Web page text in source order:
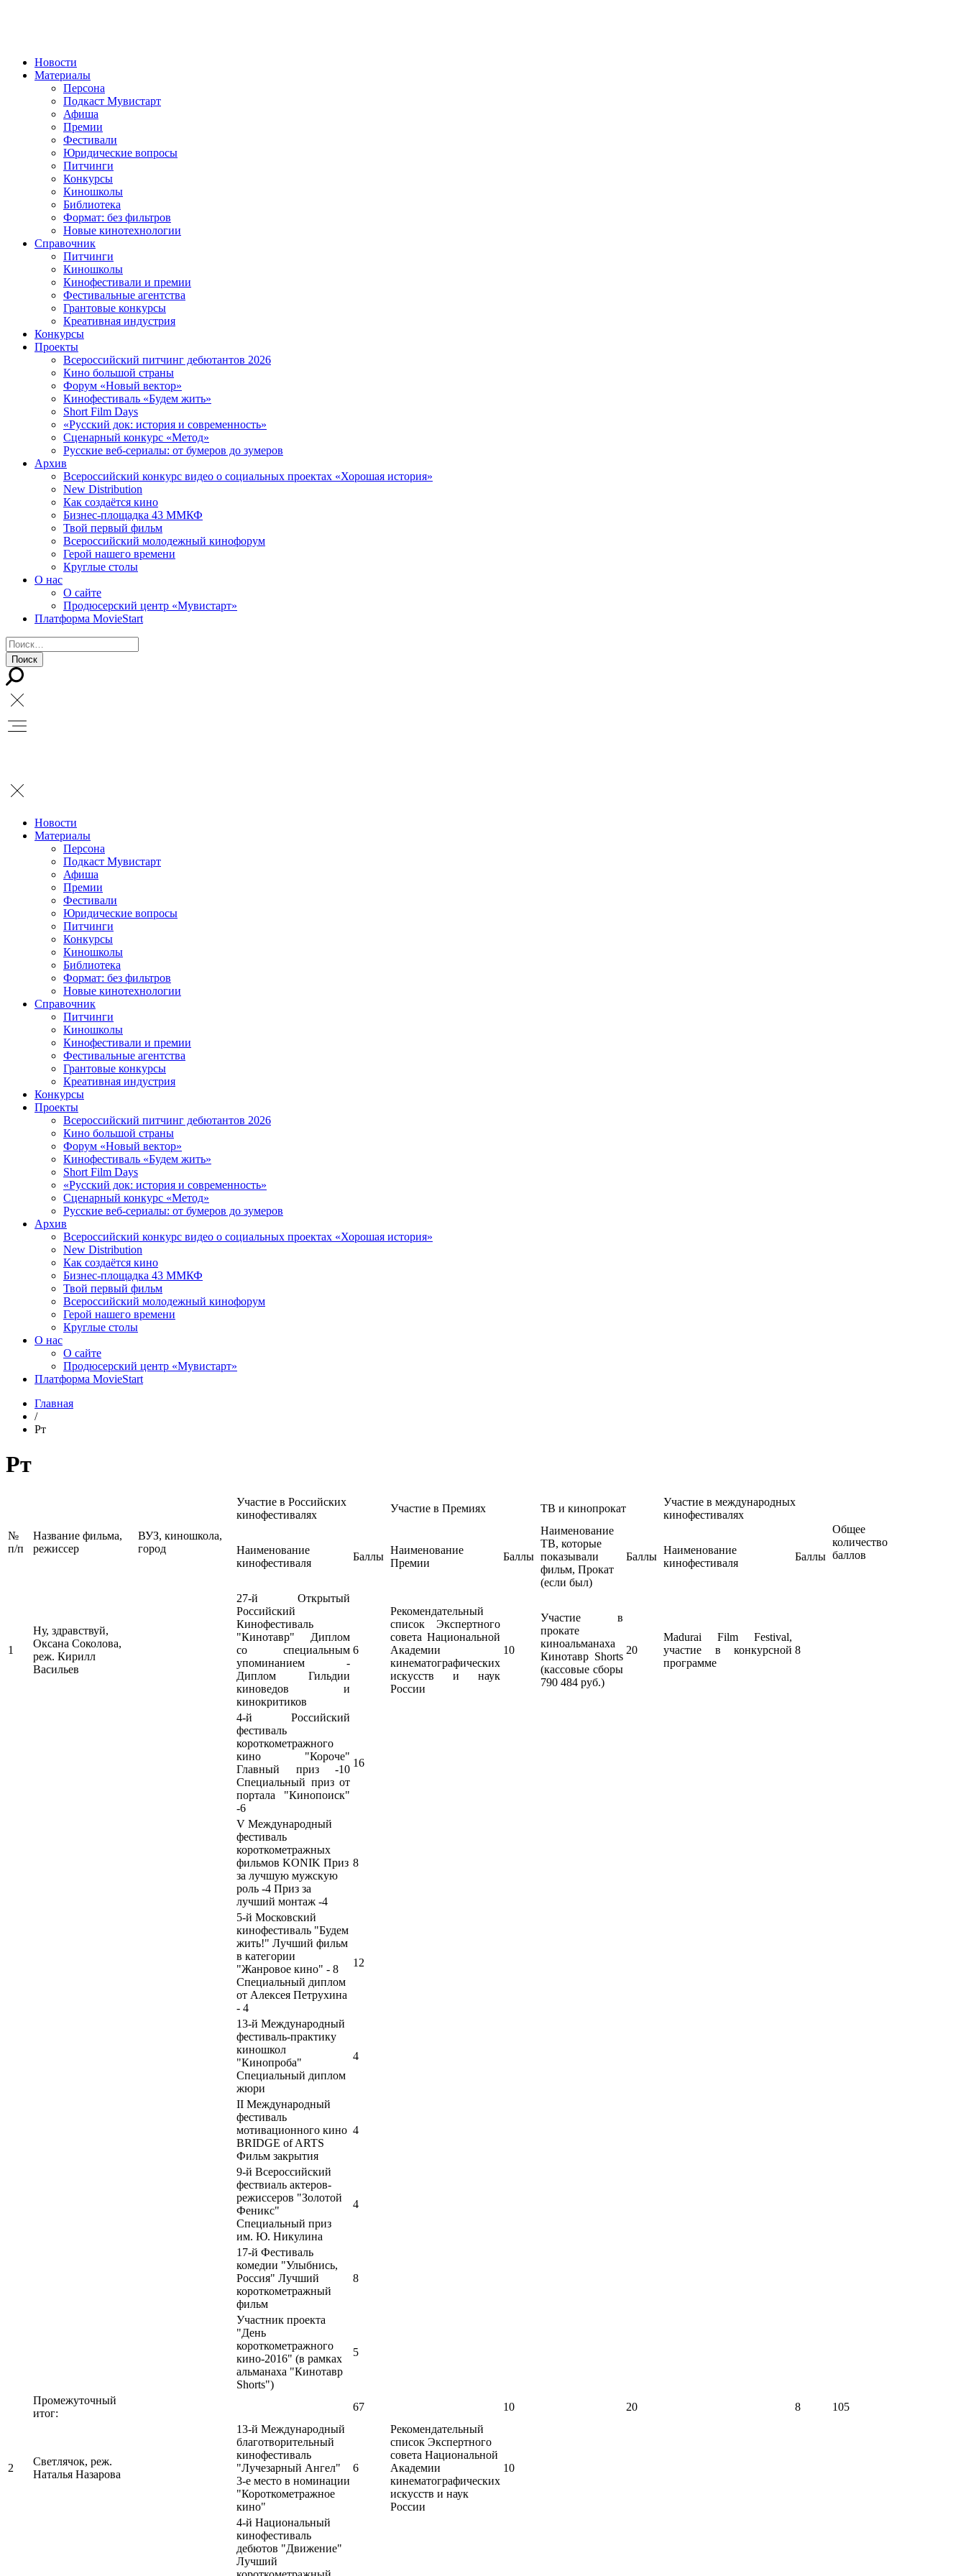
Новости
Материалы
Персона
Подкаст Мувистарт
Афиша
Премии
Фестивали
Юридические вопросы
Питчинги
Конкурсы
Киношколы
Библиотека
Формат: без фильтров
Новые кинотехнологии
Справочник
Питчинги
Киношколы
Кинофестивали и премии
Фестивальные агентства
Грантовые конкурсы
Креативная индустрия
Конкурсы
Проекты
Всероссийский питчинг дебютантов 2026
Кино большой страны
Форум «Новый вектор»
Кинофестиваль «Будем жить»
Short Film Days
«Русский док: история и современность»
Сценарный конкурс «Метод»
Русские веб-сериалы: от бумеров до зумеров
Архив
Всероссийский конкурс видео о социальных проектах «Хорошая история»
New Distribution
Как создаётся кино
Бизнес-площадка 43 ММКФ
Твой первый фильм
Всероссийский молодежный кинофорум
Герой нашего времени
Круглые столы
О нас
О сайте
Продюсерский центр «Мувистарт»
Платформа MovieStart
Новости
Материалы
Персона
Подкаст Мувистарт
Афиша
Премии
Фестивали
Юридические вопросы
Питчинги
Конкурсы
Киношколы
Библиотека
Формат: без фильтров
Новые кинотехнологии
Справочник
Питчинги
Киношколы
Кинофестивали и премии
Фестивальные агентства
Грантовые конкурсы
Креативная индустрия
Конкурсы
Проекты
Всероссийский питчинг дебютантов 2026
Кино большой страны
Форум «Новый вектор»
Кинофестиваль «Будем жить»
Short Film Days
«Русский док: история и современность»
Сценарный конкурс «Метод»
Русские веб-сериалы: от бумеров до зумеров
Архив
Всероссийский конкурс видео о социальных проектах «Хорошая история»
New Distribution
Как создаётся кино
Бизнес-площадка 43 ММКФ
Твой первый фильм
Всероссийский молодежный кинофорум
Герой нашего времени
Круглые столы
О нас
О сайте
Продюсерский центр «Мувистарт»
Платформа MovieStart
Главная
/
Рт
Рт
№
п/п
Название фильма,
режиссер
ВУЗ, киношкола,
город
Участие в Российских
кинофестивалях
Участие в Премиях ТВ и кинопрокат
Участие в международных
кинофестивалях
Общее
количество
баллов
Наименование
кинофестиваля
Баллы
Наименование
Премии
Баллы
Наименование
ТВ, которые
показывали
фильм, Прокат
(если был)
Баллы
Наименование
кинофестиваля
Баллы
1
Ну, здравствуй,
Оксана Соколова,
реж. Кирилл
Васильев
27-й Открытый
Российский
Кинофестиваль
"Кинотавр" Диплом
со специальным
упоминанием -
Диплом Гильдии
киноведов и
кинокритиков
6
Рекомендательный
список Экспертного
совета Национальной
Академии
кинематографических
искусств и наук
России
10
Участие в
прокате
киноальманаха
Кинотавр Shorts
(кассовые сборы
790 484 руб.)
20
Madurai Film Festival,
участие в конкурсной
программе
8
4-й Российский
фестиваль
короткометражного
кино "Короче"
Главный приз -10
Специальный приз от
портала "Кинопоиск"
-6
16
V Международный
фестиваль
короткометражных
фильмов KONIK Приз
за лучшую мужскую
роль -4 Приз за
лучший монтаж -4
8
5-й Московский
кинофестиваль "Будем
жить!" Лучший фильм
в категории
"Жанровое кино" - 8
Специальный диплом
от Алексея Петрухина
- 4
12
13-й Международный
фестиваль-практику
киношкол
"Кинопроба"
Специальный диплом
жюри
4
II Международный
фестиваль
мотивационного кино
BRIDGE of ARTS
Фильм закрытия
4
9-й Всероссийский
фествиаль актеров-
режиссеров "Золотой
Феникс"
Специальный приз
им. Ю. Никулина
4
17-й Фестиваль
комедии "Улыбнись,
Россия" Лучший
короткометражный
фильм
8
Участник проекта
"День
короткометражного
кино-2016" (в рамках
альманаха "Кинотавр
Shorts")
5
Промежуточный
итог:
67 10 20 8 105
2
Светлячок, реж.
Наталья Назарова
13-й Международный
благотворительный
кинофестиваль
"Лучезарный Ангел"
3-е место в номинации
"Короткометражное
кино"
6
Рекомендательный
список Экспертного
совета Национальной
Академии
кинематографических
искусств и наук
России
10
4-й Национальный
кинофестиваль
дебютов "Движение"
Лучший